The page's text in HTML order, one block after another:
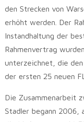
den Strecken von
erhöht werden. Der
Instandhaltung der
Rahmenvertrag
unterzeichnet, die
der ersten 25 neuen
Die Zusammenarbeit
Stadler begann 2006,